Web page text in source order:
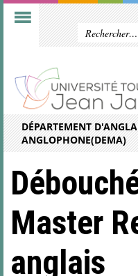
DÉPARTEMENT
ANGLOPHONE(DEMA)
Master
anglais